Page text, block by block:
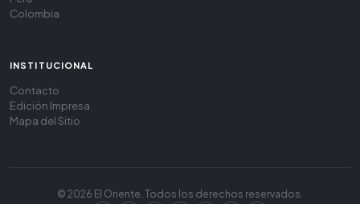
Colombia
INSTITUCIONAL
Contacto
Edición Impresa
Mapa del Sitio
© 2026 El Oriente. Todos los derechos reservados.